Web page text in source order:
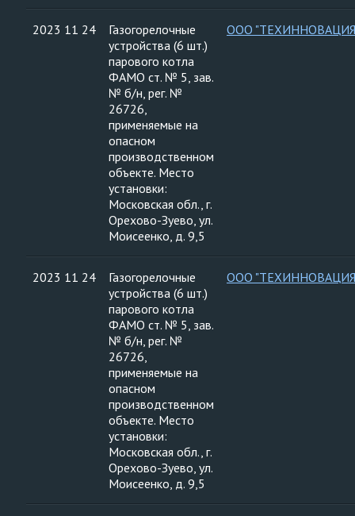
2023 11 24
Газогорелочные
устройства (6 шт.)
парового котла
ФАМО ст. № 5, зав.
№ б/н, рег. №
26726,
применяемые на
опасном
производственном
объекте. Место
установки:
Московская обл., г.
Орехово-Зуево, ул.
Моисеенко, д. 9,5
ООО
2023 11 24
Газогорелочные
устройства (6 шт.)
парового котла
ФАМО ст. № 5, зав.
№ б/н, рег. №
26726,
применяемые на
опасном
производственном
объекте. Место
установки:
Московская обл., г.
Орехово-Зуево, ул.
Моисеенко, д. 9,5
ООО